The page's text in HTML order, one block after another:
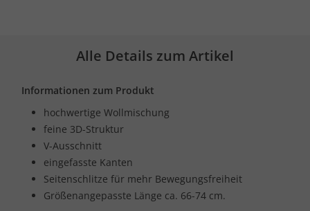
Alle Details zum Artikel
Informationen zum Produkt
hochwertige Wollmischung
feine 3D-Struktur
V-Ausschnitt
eingefasste Kanten
Seitenschlitze für mehr Bewegungsfreiheit
Größenangepasste Länge ca. 66-74 cm.